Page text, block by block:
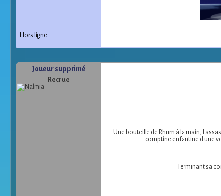
Hors ligne
Joueur supprimé
Recrue
Une bouteille de Rhum à la main,
comptine enfantine d'une
Terminant sa